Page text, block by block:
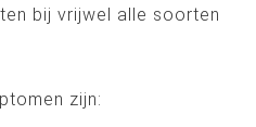
bij vrijwel alle soorten
zijn: